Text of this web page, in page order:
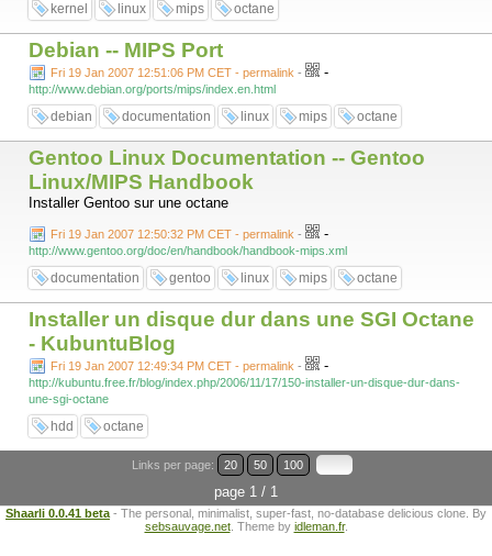
kernel linux mips octane
Debian -- MIPS Port
Fri 19 Jan 2007 12:51:06 PM CET - permalink - -
http://www.debian.org/ports/mips/index.en.html
debian documentation linux mips octane
Gentoo Linux Documentation -- Gentoo
Linux/MIPS Handbook
Installer Gentoo sur une octane
Fri 19 Jan 2007 12:50:32 PM CET - permalink - -
http://www.gentoo.org/doc/en/handbook/handbook-mips.xml
documentation gentoo linux mips octane
Installer un disque dur dans une SGI Octane
- KubuntuBlog
Fri 19 Jan 2007 12:49:34 PM CET - permalink - -
http://kubuntu.free.fr/blog/index.php/2006/11/17/150-installer-un-disque-dur-dans-
une-sgi-octane
hdd octane
Links per page: 20 50 100
page 1 / 1
Shaarli 0.0.41 beta - The personal, minimalist, super-fast, no-database delicious clone. By
sebsauvage.net. Theme by idleman.fr.